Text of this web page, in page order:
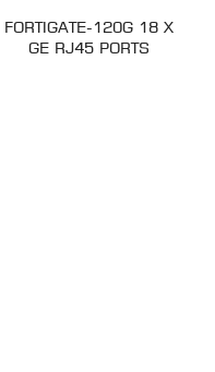
FORTIGATE-120G 18 X
GE RJ45 PORTS